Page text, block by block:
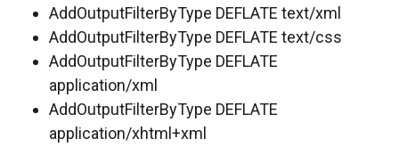
AddOutputFilterByType DEFLATE text/xml
AddOutputFilterByType DEFLATE text/css
AddOutputFilterByType DEFLATE
application/xml
AddOutputFilterByType DEFLATE
application/xhtml+xml